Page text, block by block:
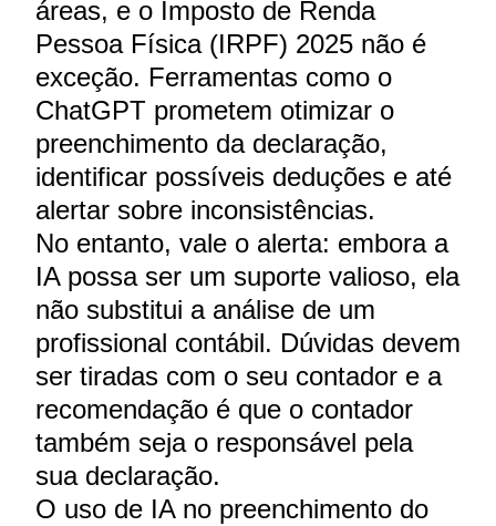
áreas, e o Imposto de Renda
Pessoa Física (IRPF) 2025 não é
exceção. Ferramentas como o
ChatGPT prometem otimizar o
preenchimento da declaração,
identificar possíveis deduções e até
alertar sobre inconsistências.
No entanto, vale o alerta: embora a
IA possa ser um suporte valioso, ela
não substitui a análise de um
profissional contábil. Dúvidas devem
ser tiradas com o seu contador e a
recomendação é que o contador
também seja o responsável pela
sua declaração.
O uso de IA no preenchimento do